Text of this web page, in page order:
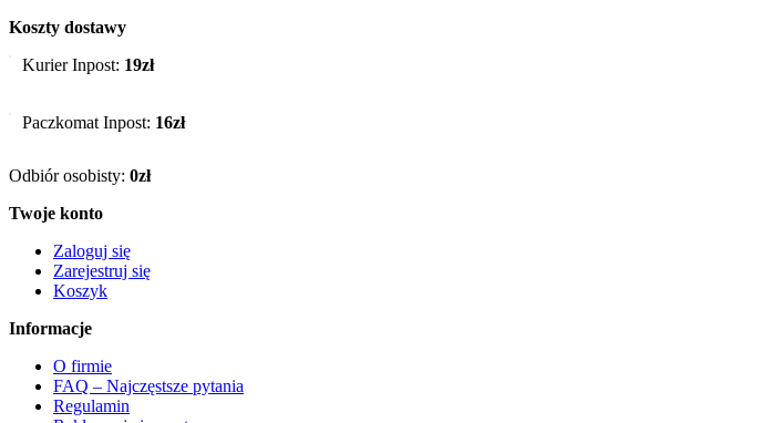
Koszty dostawy
Kurier Inpost: 19zł
Paczkomat Inpost: 16zł
Odbiór osobisty: 0zł
Twoje konto
Zaloguj się
Zarejestruj się
Koszyk
Informacje
O firmie
FAQ – Najczęstsze pytania
Regulamin